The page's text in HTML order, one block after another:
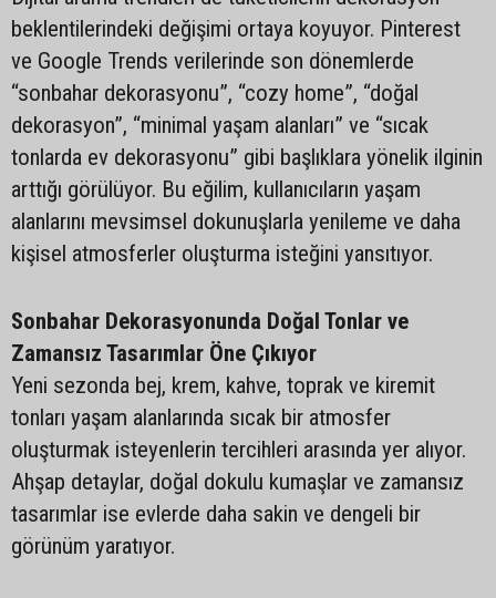
beklentilerindeki değişimi ortaya koyuyor. Pinterest
ve Google Trends verilerinde son dönemlerde
“sonbahar dekorasyonu”, “cozy home”, “doğal
dekorasyon”, “minimal yaşam alanları” ve “sıcak
tonlarda ev dekorasyonu” gibi başlıklara yönelik ilginin
arttığı görülüyor. Bu eğilim, kullanıcıların yaşam
alanlarını mevsimsel dokunuşlarla yenileme ve daha
kişisel atmosferler oluşturma isteğini yansıtıyor.
Sonbahar Dekorasyonunda Doğal Tonlar ve
Zamansız Tasarımlar Öne Çıkıyor
Yeni sezonda bej, krem, kahve, toprak ve kiremit
tonları yaşam alanlarında sıcak bir atmosfer
oluşturmak isteyenlerin tercihleri arasında yer alıyor.
Ahşap detaylar, doğal dokulu kumaşlar ve zamansız
tasarımlar ise evlerde daha sakin ve dengeli bir
görünüm yaratıyor.